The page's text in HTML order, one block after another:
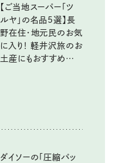
【ご当地スーパー「ツ
ルヤ」の名品5選】長
野在住・地元民のお気
に入り！ 軽井沢旅のお
土産にもおすすめのお
ダイソーの「圧縮バッ